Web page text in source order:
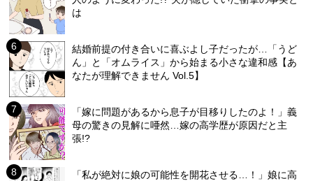
は
結婚前提の付き合いに喜ぶよし子だったが…「うど
ん」と「オムライス」から始まる小さな違和感【あ
なたが理解できません Vol.5】
「嫁に問題があるから息子が目移りしたのよ！」義
母の驚きの見解に唖然…嫁の高学歴が原因だと主
張!?
「私が絶対に娘の可能性を開花させる…！」娘に高